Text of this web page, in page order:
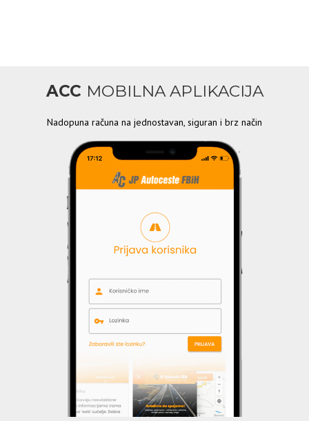
ACC MOBILNA APLIKACIJA
Nadopuna računa na jednostavan, siguran i brz način